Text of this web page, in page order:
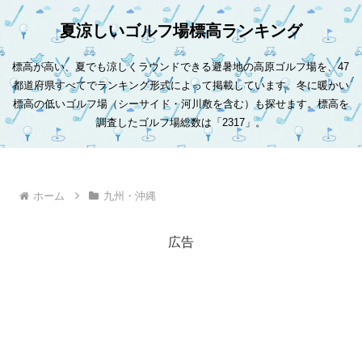
夏涼しいゴルフ場標高ランキング
標高が高い、夏でも涼しくラウンドできる避暑地の高原ゴルフ場を、47
都道府県すべてでランキング形式によって掲載しています。冬に暖かい
標高の低いゴルフ場（シーサイド・河川敷を含む）も探せます。標高を
調査したゴルフ場総数は「2317」。
ホーム 九州・沖縄
広告